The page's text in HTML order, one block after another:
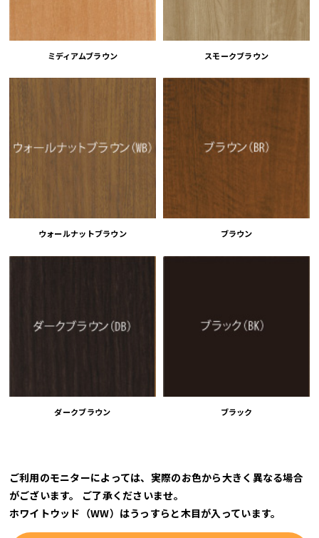
ミディアムブラウン スモークブラウン
ウォールナットブラウン ブラウン
ダークブラウン ブラック
ご利用のモニターによっては、実際のお色から大きく異なる場合
がございます。 ご了承くださいませ。
ホワイトウッド（WW）はうっすらと木目が入っています。